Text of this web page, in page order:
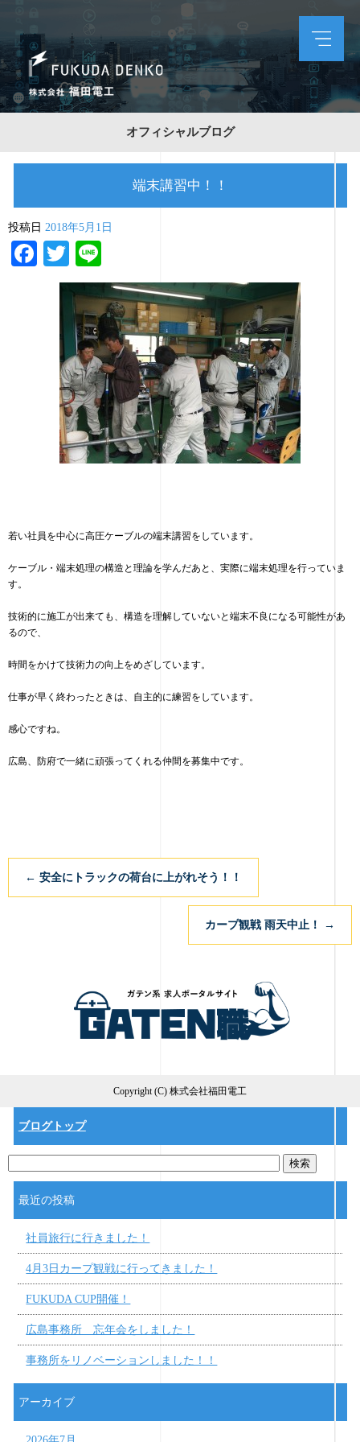
オフィシャルブログ
端末講習中！！
投稿日 2018年5月1日
Facebook
Twitter
若い社員を中心に高圧ケーブルの端末講習をしています。
ケーブル・端末処理の構造と理論を学んだあと、実際に端末処理を行っていま
す。
技術的に施工が出来ても、構造を理解していないと端末不良になる可能性があ
るので、
時間をかけて技術力の向上をめざしています。
仕事が早く終わったときは、自主的に練習をしています。
感心ですね。
広島、防府で一緒に頑張ってくれる仲間を募集中です。
← 安全にトラックの荷台に上がれそう！！
カープ観戦 雨天中止！ →
Copyright (C) 株式会社福田電工
ブログトップ
最近の投稿
社員旅行に行きました！
4月3日カープ観戦に行ってきました！
FUKUDA CUP開催！
広島事務所 忘年会をしました！
事務所をリノベーションしました！！
アーカイブ